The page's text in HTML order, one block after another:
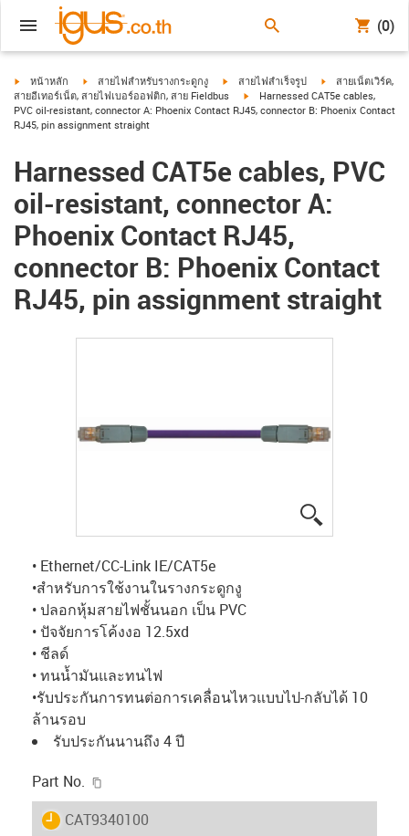
(0)
igus-icon-arrow-right
หน้าหลัก igus-icon-arrow-right
สายไฟสำหรับรางกระดูกงู igus-icon-arrow-right
สายไฟสำเร็จรูป igus-icon-arrow-
สายเน็ตเวิร์ค,
สายอีเทอร์เน็ต, สายไฟเบอร์ออฟติก, สาย Fieldbus
igus-icon-arrow-right
Harnessed CAT5e cables,
PVC oil-resistant, connector A: Phoenix Contact RJ45, connector B: Phoenix Contact
RJ45, pin assignment straight
Harnessed CAT5e cables, PVC
oil-resistant, connector A:
Phoenix Contact RJ45,
connector B: Phoenix Contact
RJ45, pin assignment straight
• Ethernet/CC-Link IE/CAT5e
•สำหรับการใช้งานในรางกระดูกงู
• ปลอกหุ้มสายไฟชั้นนอก เป็น PVC
• ปัจจัยการโค้งงอ 12.5xd
• ชีลด์
• ทนน้ำมันและทนไฟ
•รับประกันการทนต่อการเคลื่อนไหวแบบไป-กลับได้ 10
ล้านรอบ
รับประกันนานถึง 4 ปี
Part No.
igus-icon-lieferzeit
CAT9340100